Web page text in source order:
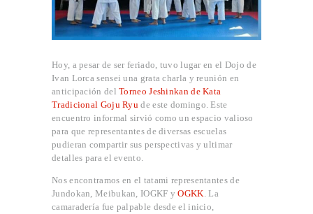
CONVENIO
Hoy, a pesar de ser feriado, tuvo lugar en el Dojo de
Ivan Lorca sensei una grata charla y reunión en
anticipación delTorneo Jeshinkan de Kata
Tradicional Goju Ryu de este domingo. Este
encuentro informal sirvió como un espacio valioso
para que representantes de diversas escuelas
pudieran compartir sus perspectivas y ultimar
detalles para el evento.
Nos encontramos en el tatami representantes de
Jundokan, Meibukan, IOGKF yOGKK. La
camaradería fue palpable desde el inicio,